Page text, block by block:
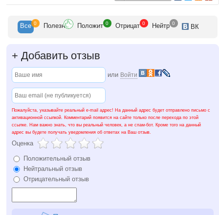
Все 0 Полезн Положит 0 Отрицат 0 Нейтр 0 ВК
+ Добавить отзыв
или Войти
Пожалуйста, указывайте реальный e-mail адрес! На данный адрес будет отправлено письмо с
активационной ссылкой. Комментарий появится на сайте только после перехода по этой
ссылке. Нам важно знать, что вы реальный человек, а не спам-бот. Кроме того на данный
адрес вы будете получать уведомления об ответах на Ваш отзыв.
Оценка
Положительный отзыв
Нейтральный отзыв
Отрицательный отзыв